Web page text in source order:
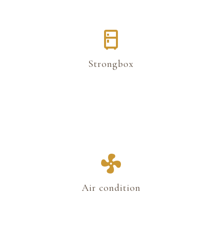
Strongbox
Air condition